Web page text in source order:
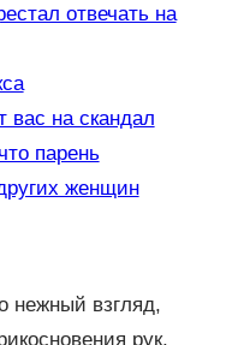
отвечать на
вас на скандал
парень
женщин
нежный взгляд,
рук,